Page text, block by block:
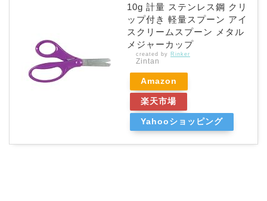
10g 計量 ステンレス鋼 クリ
ップ付き 軽量スプーン アイ
スクリームスプーン メタル
メジャーカップ
created by Rinker
Zintan
Amazon
楽天市場
Yahooショッピング